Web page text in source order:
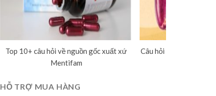
Top 10+ câu hỏi về nguồn gốc xuất xứ
Mentifam
Câu hỏi thường gặp về
HỖ TRỢ MUA HÀNG